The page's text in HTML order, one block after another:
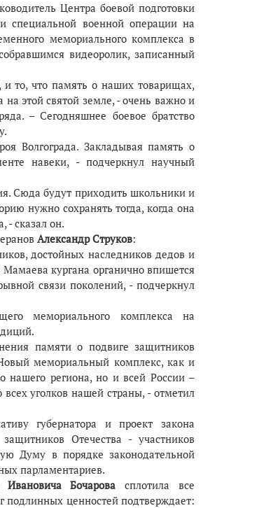
Центра боевой подготовки
специальной военной операции на
мемориального комплекса в
видеоролик, записанный
то, что память о наших товарищах,
этой святой земле, - очень важно и
– Сегодняшнее боевое братство
Волгограда. Закладывая память о
навеки, - подчеркнул научный
Сюда будут приходить школьники и
нужно сохранять тогда, когда она
- сказал он.
Александр Струков:
достойных наследников дедов и
кургана органично впишется
связи поколений, - подчеркнул
мемориального комплекса на
памяти о подвиге защитников
мемориальный комплекс, как и
нашего региона, но и всей России –
уголков нашей страны, - отметил
губернатора и проект закона
Отечества - участников
Думу в порядке законодательной
парламентариев.
Ивановича Бочаровасплотила все
подлинных ценностей подтверждает: